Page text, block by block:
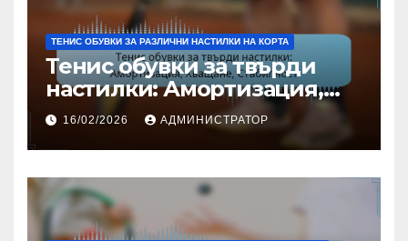
ТЕНИС ОБУВКИ ЗА РАЗЛИЧНИ НАСТИЛКИ НА КОРТА
Тенис обувки за твърди
настилки: Амортизация,
Хващане, Стабилност
16/02/2026 АДМИНИСТРАТОР